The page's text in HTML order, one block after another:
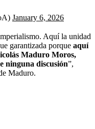
January 6, 2026
Aquí la unidad
garantizada porque aquí
Maduro Moros,
ninguna discusión”,
Maduro.